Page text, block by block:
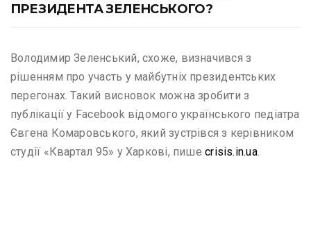
ПРЕЗИДЕНТА ЗЕЛЕНСЬКОГО?
Володимир Зеленський, схоже, визначився з
рішенням про участь у майбутніх президентських
перегонах. Такий висновок можна зробити з
публікації у Facebook відомого українського педіатра
Євгена Комаровського, який зустрівся з керівником
студії «Квартал 95» у Харкові, пишеcrisis.in.ua.